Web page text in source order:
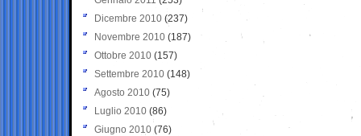
Dicembre 2010 (237)
Novembre 2010 (187)
Ottobre 2010 (157)
Settembre 2010 (148)
Agosto 2010 (75)
Luglio 2010 (86)
Giugno 2010 (76)